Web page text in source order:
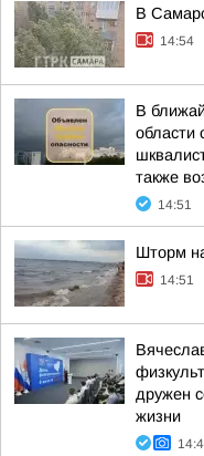
В
14:54
В
области
также
14:51
Шторм
14:51
дружен
жизни